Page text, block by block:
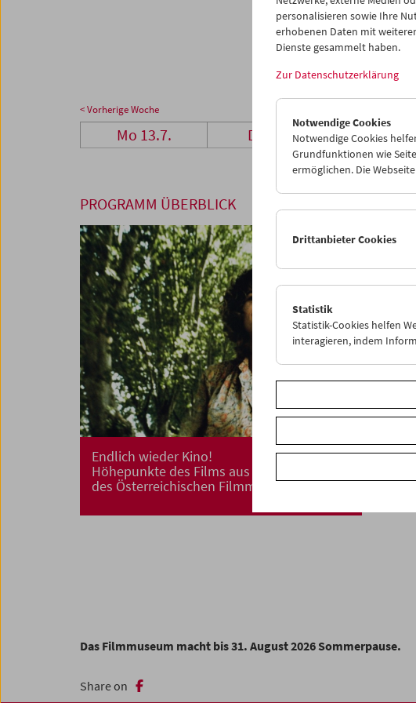
27
28 29 30
03
04 05 06
< Vorherige Woche
Mo 13.7. Di 14.7. Mi
PROGRAMM ÜBERBLICK
Endlich wieder Kino!
Höhepunkte des Films aus der Sammlung
des Österreichischen Filmmuseums
Das Filmmuseum macht bis 31. August 2026 Sommerpause.
Share on
personalisieren sowie Ihre
erhobenen Daten mit
Dienste gesammelt haben.
Zur Datenschutzerklärung
Notwendige Cookies
Notwendige Cookies
Grundfunktionen wie
ermöglichen. Die
Drittanbieter Cookies
Statistik
Statistik-Cookies helfen
interagieren, indem